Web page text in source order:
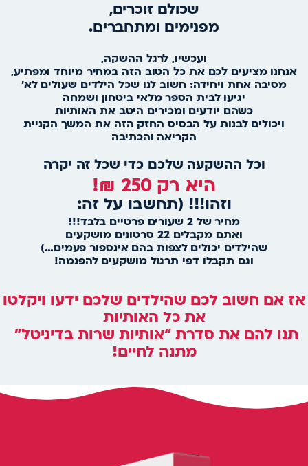
שכולם זוכרים,
מפנימים ומתחברים.
ועכשיו,לרגל ההשקה,
אנחנומציעים לכם את כל הטוב הזה במחיר מיוחד ומפתיע,
מסיבה אחת ויחידה: חשוב לנו שכל הילדים שעולים לא’
יגיעו לבית הספר מלאי ביטחון ושמחה
כשהם יודעים ומכירים היטב את האותיות
ויכולים לבנות על הבסיס החזק הזה את המשך הקניית
הקריאה והכתיבה
וכל ההשקעה שלכם כדי שכל זה יקרה
היא רק 250 ₪!
וזהו!!! (תחשבו על זה:
מחיר של 2 שעורים פרטיים בלבד!!!
ואתם מקבלים 22 סרטונים מושקעים
שהילדים יכולים לצפות בהם אינספור פעמים…)
וגם תקבלו דפי תרגול מושקעים להפנמה!
אם חשוב לכם שהילדים שלכם ידעו ויקלטו
את כל האותיות
תנו להם את סדרת “אותיות שרות בדיגיטל”
מתנה לחיים!